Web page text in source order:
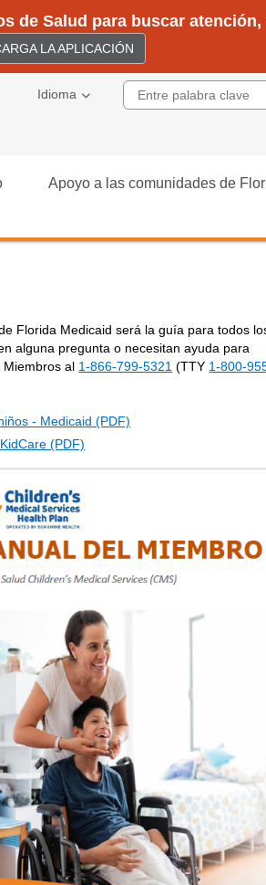
de Salud para buscar
LA APLICACIÓN
Idioma
Apoyo a las comunidades de
Florida Medicaid será la guía para todos
alguna pregunta o necesitan ayuda para
Miembros al 1-866-799-5321 (TTY 1-800-
- Medicaid (PDF)
(PDF)